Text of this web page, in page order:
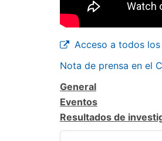
Acceso a todos
Nota de prensa en el
General
Eventos
Resultados de